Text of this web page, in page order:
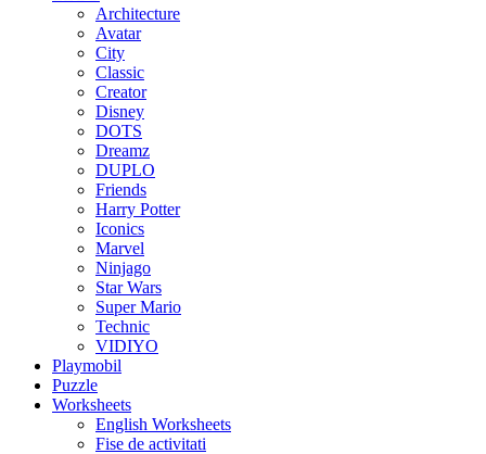
Architecture
Avatar
City
Classic
Creator
Disney
DOTS
Dreamz
DUPLO
Friends
Harry Potter
Iconics
Marvel
Ninjago
Star Wars
Super Mario
Technic
VIDIYO
Playmobil
Puzzle
Worksheets
English Worksheets
Fise de activitati